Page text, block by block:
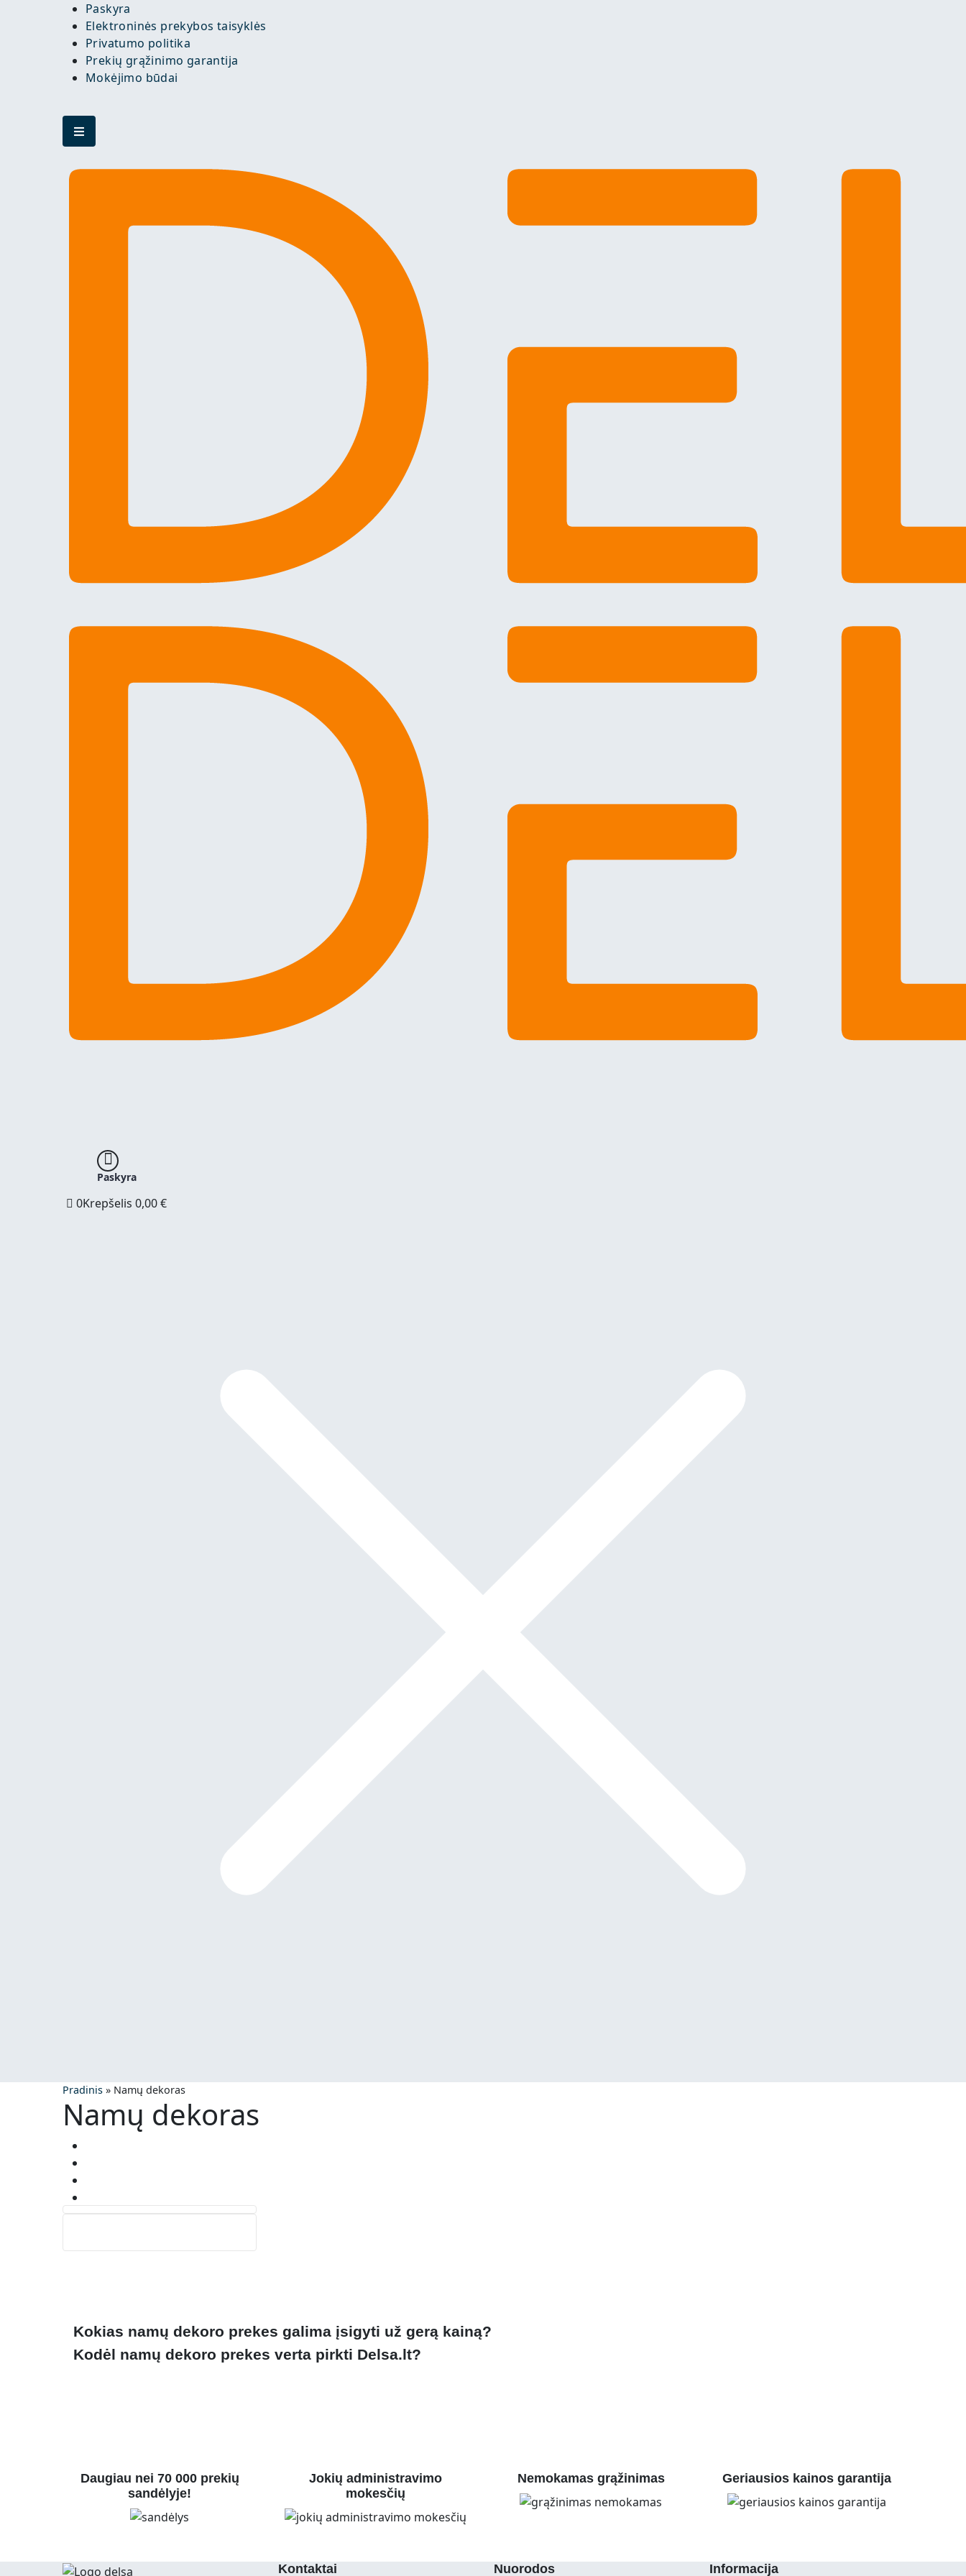
Paskyra
Elektroninės prekybos taisyklės
Privatumo politika
Prekių grąžinimo garantija
Mokėjimo būdai
Paskyra
0Krepšelis0,00€
Pradinis » Namų dekoras
Namų dekoras
Kokias namų dekoro prekes galima įsigyti už gerą kainą?
Kodėl namų dekoro prekes verta pirkti Delsa.lt?
Daugiau nei 70 000 prekių
sandėlyje!
Jokių administravimo
mokesčių
Nemokamas grąžinimas Geriausios kainos garantija
Kontaktai Nuorodos Informacija